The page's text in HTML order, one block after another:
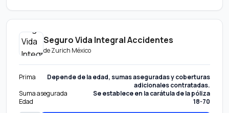
Seguro Vida Integral Accidentes
deZurich México
Prima
Depende de la edad, sumas aseguradas y coberturas
adicionales contratadas.
Suma asegurada
Se establece en la carátula de la póliza
Edad
18-70